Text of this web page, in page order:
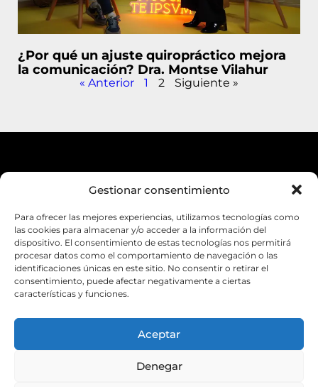
Gestionar consentimiento
Para ofrecer las mejores experiencias, utilizamos tecnologías como
las cookies para almacenar y/o acceder a la información del
dispositivo. El consentimiento de estas tecnologías nos permitirá
procesar datos como el comportamiento de navegación o las
identificaciones únicas en este sitio. No consentir o retirar el
consentimiento, puede afectar negativamente a ciertas
características y funciones.
Aceptar
Denegar
¿Por qué un ajuste quiropráctico mejora
la comunicación? Dra. Montse Vilahur
« Anterior 1 2 Siguiente »
Política de Privacidad
Aviso Legal
Accesibilidad
Política de Cookies
Suscríbete a la newsletter